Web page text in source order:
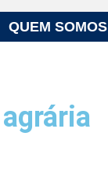
QUEM SOMOS